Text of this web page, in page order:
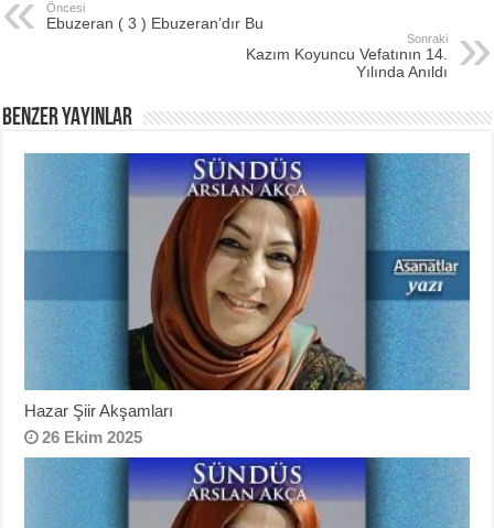
Öncesi
Ebuzeran ( 3 ) Ebuzeran’dır Bu
Sonraki
Kazım Koyuncu Vefatının 14.
Yılında Anıldı
BENZER YAYINLAR
Hazar Şiir Akşamları
26 Ekim 2025